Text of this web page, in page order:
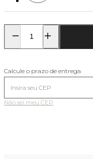
Calcule o prazo de entrega
Não sei meu CEP